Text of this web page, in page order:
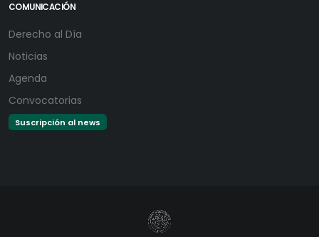
COMUNICACIÓN
Derecho al Día
Noticias
Agenda
Convocatorias
Suscripción al news